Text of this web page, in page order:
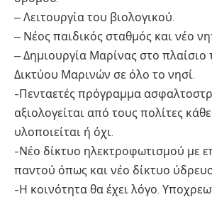
– Λειτουργία του βιολογικού.
– Νέος παιδικός σταθμός και νέο
– Δημιουργία Μαρίνας στο πλαίσιο
Δικτύου Μαρινών σε όλο το νησί.
-Πενταετές πρόγραμμα
αξιολογείται από τους πολίτες
υλοποιείται ή όχι.
-Νέο δίκτυο ηλεκτροφωτισμού με
παντού όπως και νέο δίκτυο
-Η κοινότητα θα έχει λόγο.